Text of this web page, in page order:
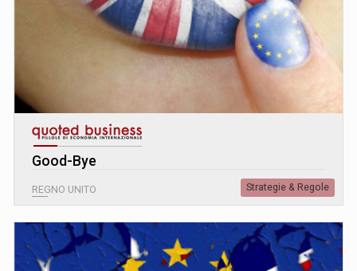
Good-Bye
REGNO UNITO Strategie & Regole